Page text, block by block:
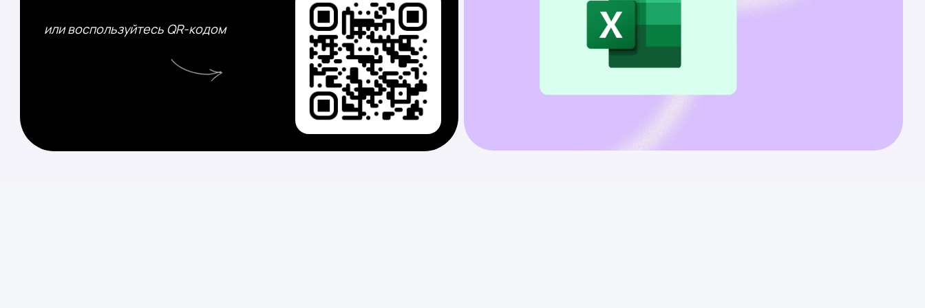
или воспользуйтесь QR-кодом